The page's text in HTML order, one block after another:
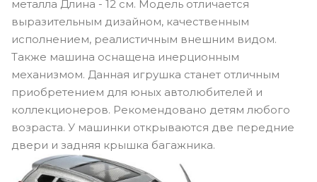
металла Длина - 12 см. Модель отличается
выразительным дизайном, качественным
исполнением, реалистичным внешним видом.
Также машина оснащена инерционным
механизмом. Данная игрушка станет отличным
приобретением для юных автолюбителей и
коллекционеров. Рекомендовано детям любого
возраста. У машинки открываются две передние
двери и задняя крышка багажника.